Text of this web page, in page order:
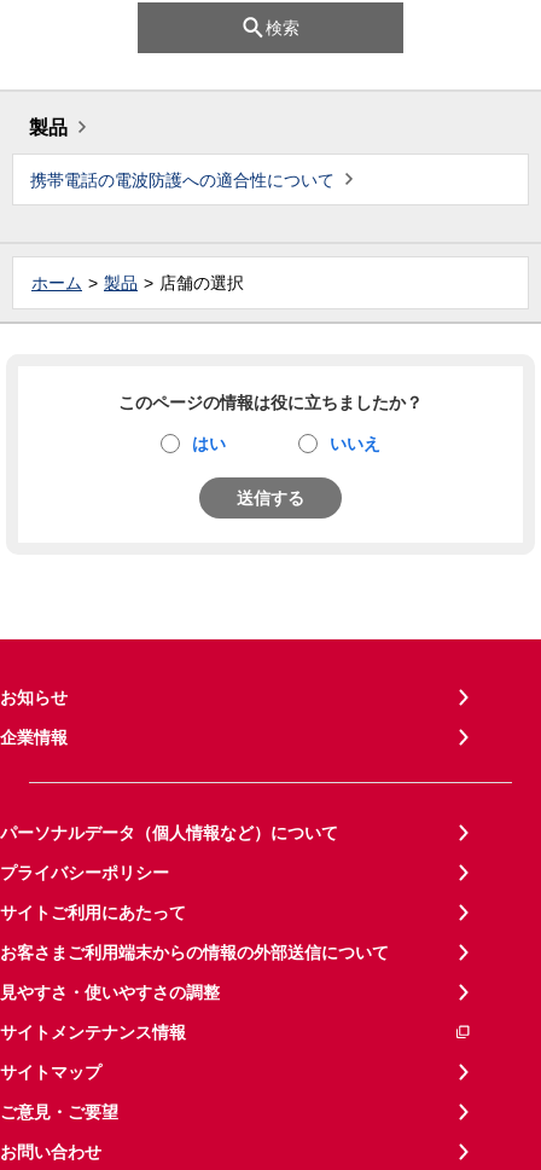
検索
製品
携帯電話の電波防護への適合性について
ホーム 製品 店舗の選択
このページの情報は役に立ちましたか？
はい いいえ
送信する
お知らせ
企業情報
パーソナルデータ（個人情報など）について
プライバシーポリシー
サイトご利用にあたって
お客さまご利用端末からの情報の外部送信について
見やすさ・使いやすさの調整
サイトメンテナンス情報
サイトマップ
ご意見・ご要望
お問い合わせ